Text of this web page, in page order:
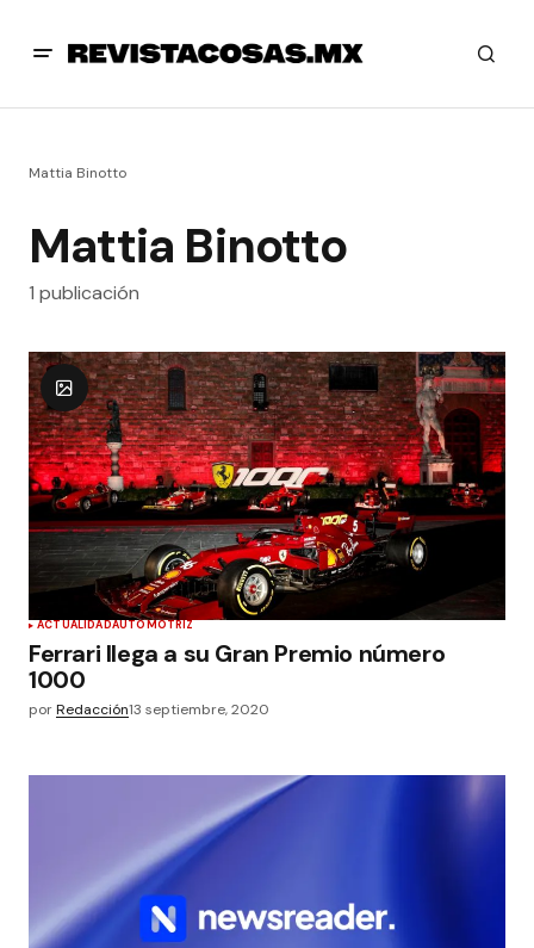
Mattia Binotto
Mattia Binotto
1 publicación
ACTUALIDADAUTOMOTRIZ
Ferrari llega a su Gran Premio número
1000
porRedacción13 septiembre, 2020